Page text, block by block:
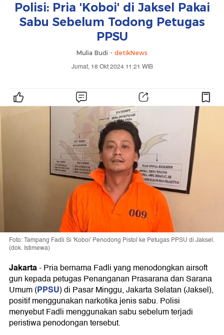
Polisi: Pria 'Koboi' di Jaksel Pakai
Sabu Sebelum Todong Petugas
PPSU
Mulia Budi - detikNews
Jumat, 18 Okt 2024 11:21 WIB
Foto: Tampang Fadli Si 'Koboi' Penodong Pistol ke Petugas PPSU di Jaksel.
(dok. Istimewa)
Jakarta-Pria bernama Fadli yang menodongkan airsoft
gun kepada petugas Penanganan Prasarana dan Sarana
Umum (PPSU) di Pasar Minggu, Jakarta Selatan (Jaksel),
positif menggunakan narkotika jenis sabu. Polisi
menyebut Fadli menggunakan sabu sebelum terjadi
peristiwa penodongan tersebut.